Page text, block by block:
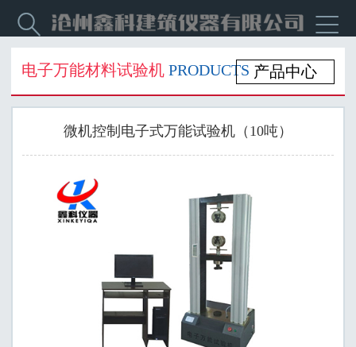


电子万能材料试验机PRODUCTS 产品中心
微机控制电子式万能试验机（10吨）